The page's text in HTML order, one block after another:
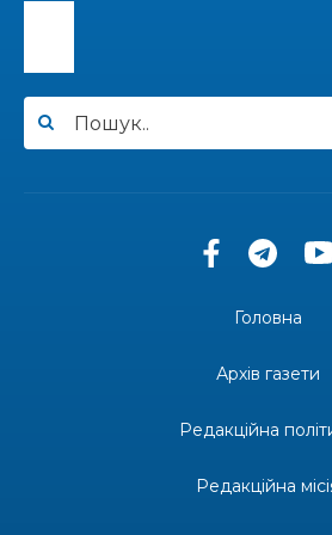
15:24
31 лип
“Серпневі свята” – Клуб з
Юні мешканці Бахмутської
долучилися до проєкту
територіальної громади
«Дві музи» у Рівному:
Головна
Архів газети
Редакційна
Редакційна